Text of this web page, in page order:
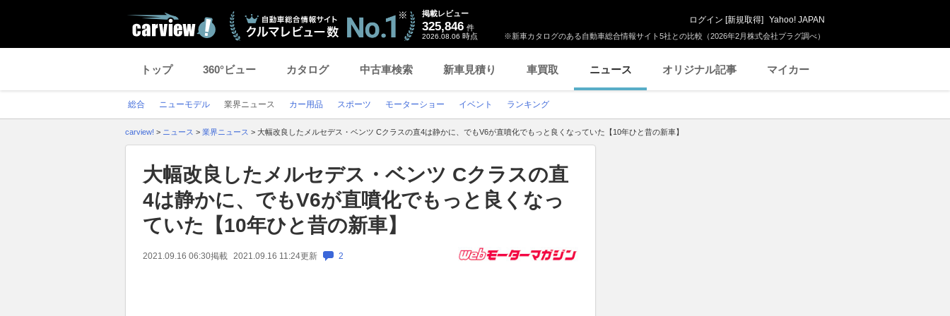
※新車カタログのある自動車総合情報サイト5社との比較（2026年2月株式会社プラグ調べ）
掲載レビュー
325,846 件
2026.08.06 時点
ログイン [新規取得] Yahoo! JAPAN
トップ 360°ビュー カタログ 中古車検索 新車見積り 車買取 ニュース オリジナル記事 マイカー
総合 ニューモデル 業界ニュース カー用品 スポーツ モーターショー イベント ランキング
carview! > ニュース > 業界ニュース > 大幅改良したメルセデス・ベンツ Cクラスの直4は静かに、でもV6が直噴化でもっと良くなっていた【10年ひと昔の新車】
大幅改良したメルセデス・ベンツ Cクラスの直
4は静かに、でもV6が直噴化でもっと良くなっ
ていた【10年ひと昔の新車】
2021.09.16 06:30掲載 2021.09.16 11:24更新 2